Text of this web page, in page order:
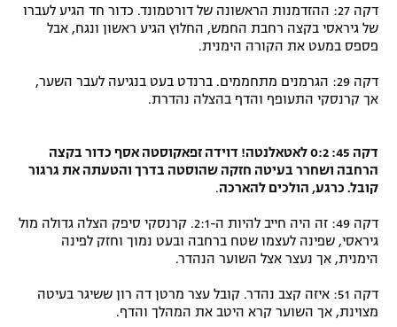
דקה 27: ההזדמנות הראשונה של דורטמונד. כדור חד הגיע לעברו
של גיראסי בקצה רחבת החמש, החלוץ הגיע ראשון ונגח, אבל
פספס במעט את הקורה הימנית.
דקה 29: הגרמנים מתחממים. ברנדט בעט בנגיעה לעבר השער,
אך קרנסקי התעופף והדף בהצלה נהדרת.
דקה 45: 0:2 לאטאלנטה! דוידה זפאקוסטה אסף כדור בקצה
הרחבה ושחרר בעיטה חזקה שהוסטה בדרך והטעתה את גרגור
קובל. כרגע, הולכים להארכה.
דקה 49: זה היה חייב להיות ה-2:1. קרנסקי סיפק הצלה גדולה מול
גיראסי, שפינה לעצמו שטח ברחבה ובעט נמוך וחזק לפינה
הימנית, אך נעצר אצל השוער הנהדר.
דקה 51: איזה קצב נהדר. קובל עצר מרטן דה רון ששיגר בעיטה
מצוינת, אך השוער קרא היטב את המהלך והדף.